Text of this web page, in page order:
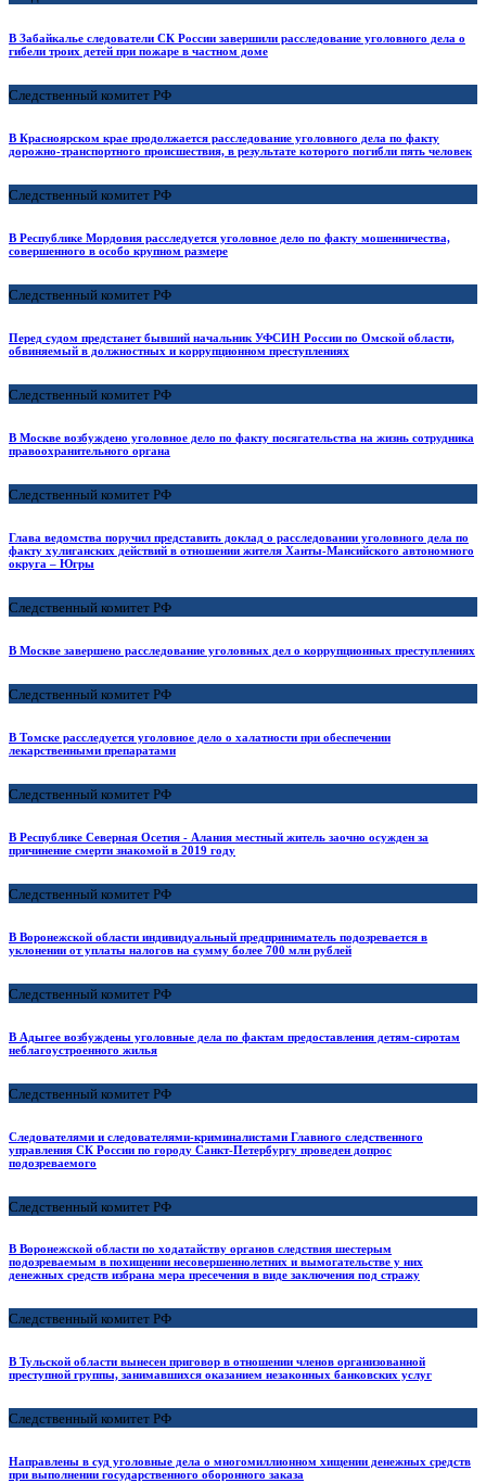
В Забайкалье следователи СК России завершили расследование уголовного дела о
гибели троих детей при пожаре в частном доме
Следственный комитет РФ
В Красноярском крае продолжается расследование уголовного дела по факту
дорожно-транспортного происшествия, в результате которого погибли пять человек
Следственный комитет РФ
В Республике Мордовия расследуется уголовное дело по факту мошенничества,
совершенного в особо крупном размере
Следственный комитет РФ
Перед судом предстанет бывший начальник УФСИН России по Омской области,
обвиняемый в должностных и коррупционном преступлениях
Следственный комитет РФ
В Москве возбуждено уголовное дело по факту посягательства на жизнь сотрудника
правоохранительного органа
Следственный комитет РФ
Глава ведомства поручил представить доклад о расследовании уголовного дела по
факту хулиганских действий в отношении жителя Ханты-Мансийского автономного
округа – Югры
Следственный комитет РФ
В Москве завершено расследование уголовных дел о коррупционных преступлениях
Следственный комитет РФ
В Томске расследуется уголовное дело о халатности при обеспечении
лекарственными препаратами
Следственный комитет РФ
В Республике Северная Осетия - Алания местный житель заочно осужден за
причинение смерти знакомой в 2019 году
Следственный комитет РФ
В Воронежской области индивидуальный предприниматель подозревается в
уклонении от уплаты налогов на сумму более 700 млн рублей
Следственный комитет РФ
В Адыгее возбуждены уголовные дела по фактам предоставления детям-сиротам
неблагоустроенного жилья
Следственный комитет РФ
Следователями и следователями-криминалистами Главного следственного
управления СК России по городу Санкт-Петербургу проведен допрос
подозреваемого
Следственный комитет РФ
В Воронежской области по ходатайству органов следствия шестерым
подозреваемым в похищении несовершеннолетних и вымогательстве у них
денежных средств избрана мера пресечения в виде заключения под стражу
Следственный комитет РФ
В Тульской области вынесен приговор в отношении членов организованной
преступной группы, занимавшихся оказанием незаконных банковских услуг
Следственный комитет РФ
Направлены в суд уголовные дела о многомиллионном хищении денежных средств
при выполнении государственного оборонного заказа